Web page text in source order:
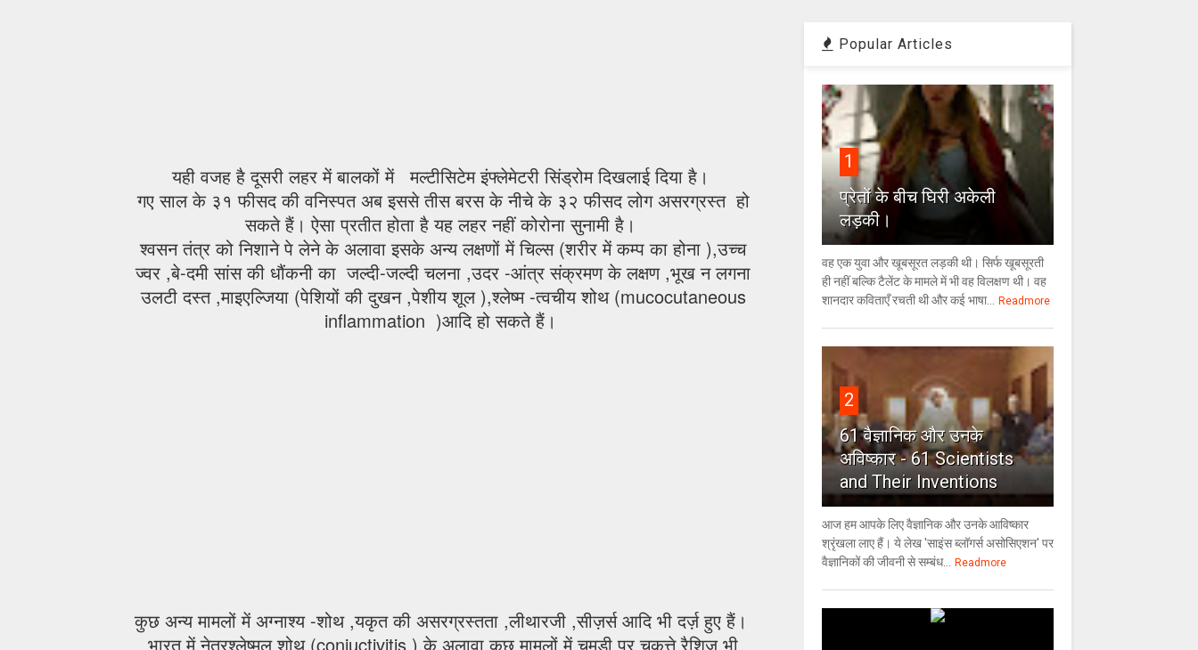
यही वजह है दूसरी लहर में बालकों में मल्टीसिटेम इंफ्लेमेटरी सिंड्रोम दिखलाई दिया है।
गए साल के ३१ फीसद की वनिस्पत अब इससे तीस बरस के नीचे के ३२ फीसद लोग असरग्रस्त हो
सकते हैं। ऐसा प्रतीत होता है यह लहर नहीं कोरोना सुनामी है।
श्वसन तंत्र को निशाने पे लेने के अलावा इसके अन्य लक्षणों में चिल्स (शरीर में कम्प का होना ),उच्च
ज्वर ,बे-दमी सांस की धौंकनी का जल्दी-जल्दी चलना ,उदर -आंत्र संक्रमण के लक्षण ,भूख न लगना
उलटी दस्त ,माइएल्जिया (पेशियों की दुखन ,पेशीय शूल ),श्लेष्म -त्वचीय शोथ (mucocutaneous
inflammation )आदि हो सकते हैं।
कुछ अन्य मामलों में अग्नाश्य -शोथ ,यकृत की असरग्रस्तता ,लीथारजी ,सीज़र्स आदि भी दर्ज़ हुए हैं।
भारत में नेत्रश्लेष्मल शोथ (conjuctivitis ),के अलावा कुछ मामलों में चमड़ी पर चकत्ते रैशिज़ भी
Popular Articles
1
प्रेतों के बीच घिरी अकेली
लड़की।
वह एक युवा और खूबसूरत लड़की थी। सिर्फ खूबसूरती
ही नहीं बल्कि टैलेंट के मामले में भी वह विलक्षण थी। वह
शानदार कविताएँ रचती थी और कई भाषा...
Readmore
2
61 वैज्ञानिक और उनके
अविष्कार - 61 Scientists
and Their Inventions
आज हम आपके लिए वैज्ञानिक और उनके आविष्कार
श्रृंखला लाए हैं। ये लेख 'साइंस ब्लॉगर्स असोसिएशन' पर
वैज्ञा‍निकों की जीवनी से सम्बंध...
Readmore